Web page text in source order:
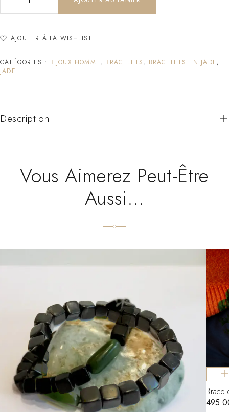
AJOUTER À LA WISHLIST
CATÉGORIES : BIJOUX HOMME, BRACELETS, BRACELETS EN JADE,
JADE
Description
Vous Aimerez Peut-Être
Aussi…